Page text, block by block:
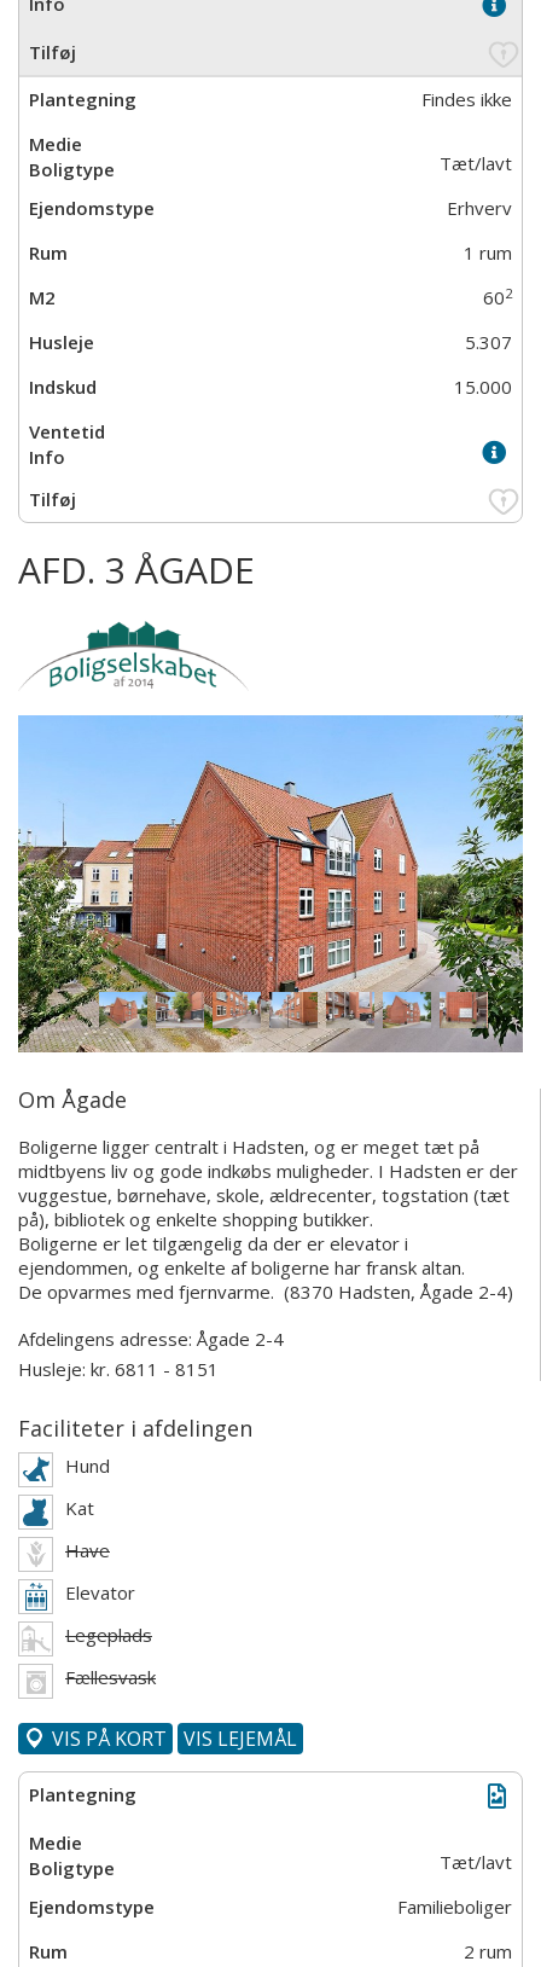
Findes ikke
Tæt/lavt
Erhverv
1 rum
602
5.307
15.000
AFD. 3 ÅGADE
Om Ågade
Boligerne ligger centralt i Hadsten, og er meget tæt på
midtbyens liv og gode indkøbs muligheder. I Hadsten er der
vuggestue, børnehave, skole, ældrecenter, togstation (tæt
på), bibliotek og enkelte shopping butikker.
Boligerne er let tilgængelig da der er elevator i
ejendommen, og enkelte af boligerne har fransk altan.
De opvarmes med fjernvarme. (8370 Hadsten, Ågade 2-4)
Afdelingens adresse: Ågade 2-4
Husleje: kr. 6811 - 8151
Faciliteter i afdelingen
Hund
Kat
Have
Elevator
Legeplads
Fællesvask
VIS PÅ KORT VIS LEJEMÅL
Tæt/lavt
Familieboliger
2 rum